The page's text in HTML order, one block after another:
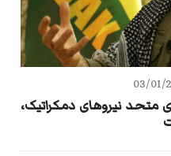
03/01/
نیروهای دمکراتیک،